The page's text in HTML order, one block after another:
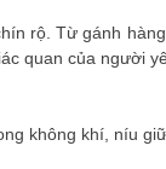
rộ. Từ gánh
quan của người
không khí, níu